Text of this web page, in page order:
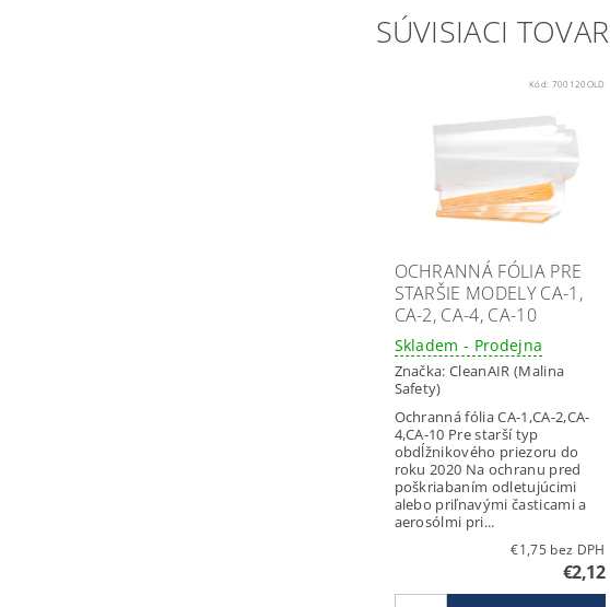
SÚVISIACI TOVAR
Kód: 700120OLD
OCHRANNÁ FÓLIA PRE
STARŠIE MODELY CA-1,
CA-2, CA-4, CA-10
Skladem - Prodejna
Značka:CleanAIR (Malina
Safety)
Ochranná fólia CA-1,CA-2,CA-
4,CA-10 Pre starší typ
obdĺžnikového priezoru do
roku 2020 Na ochranu pred
poškriabaním odletujúcimi
alebo priľnavými časticami a
aerosólmi pri...
€1,75 bez DPH
€2,12